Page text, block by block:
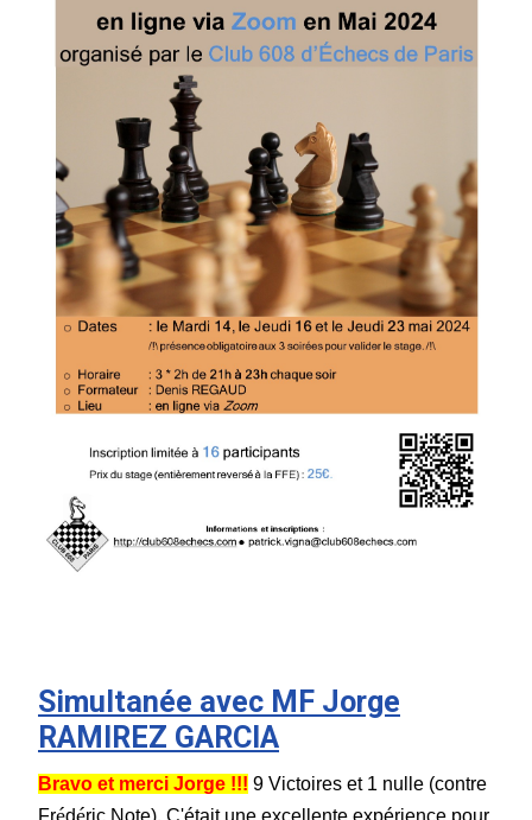
Simultanée avec MF Jorge
RAMIREZ GARCIA
Bravo et merci Jorge !!! 9 Victoires et 1 nulle (contre
Frédéric Note). C'était une excellente expérience pour